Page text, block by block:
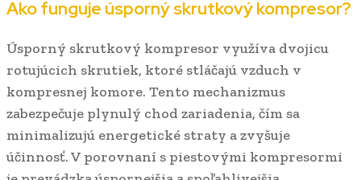
Ako funguje úsporný skrutkový kompresor?
Úsporný skrutkový kompresor využíva dvojicu
rotujúcich skrutiek, ktoré stláčajú vzduch v
kompresnej komore. Tento mechanizmus
zabezpečuje plynulý chod zariadenia, čím sa
minimalizujú energetické straty a zvyšuje
účinnosť. V porovnaní s piestovými kompresormi